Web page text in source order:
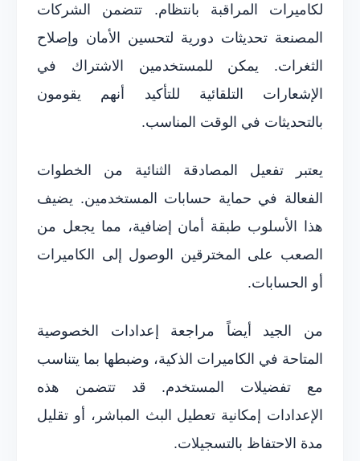
لكاميرات المراقبة بانتظام. تتضمن الشركات
المصنعة تحديثات دورية لتحسين الأمان وإصلاح
الثغرات. يمكن للمستخدمين الاشتراك في
الإشعارات التلقائية للتأكيد أنهم يقومون
بالتحديثات في الوقت المناسب.
يعتبر تفعيل المصادقة الثنائية من الخطوات
الفعالة في حماية حسابات المستخدمين. يضيف
هذا الأسلوب طبقة أمان إضافية، مما يجعل من
الصعب على المخترقين الوصول إلى الكاميرات
أو الحسابات.
من الجيد أيضاً مراجعة إعدادات الخصوصية
المتاحة في الكاميرات الذكية، وضبطها بما يتناسب
مع تفضيلات المستخدم. قد تتضمن هذه
الإعدادات إمكانية تعطيل البث المباشر، أو تقليل
مدة الاحتفاظ بالتسجيلات.